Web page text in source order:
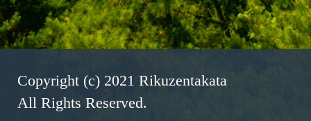
Copyright (c) 2021 Rikuzentakata
All Rights Reserved.